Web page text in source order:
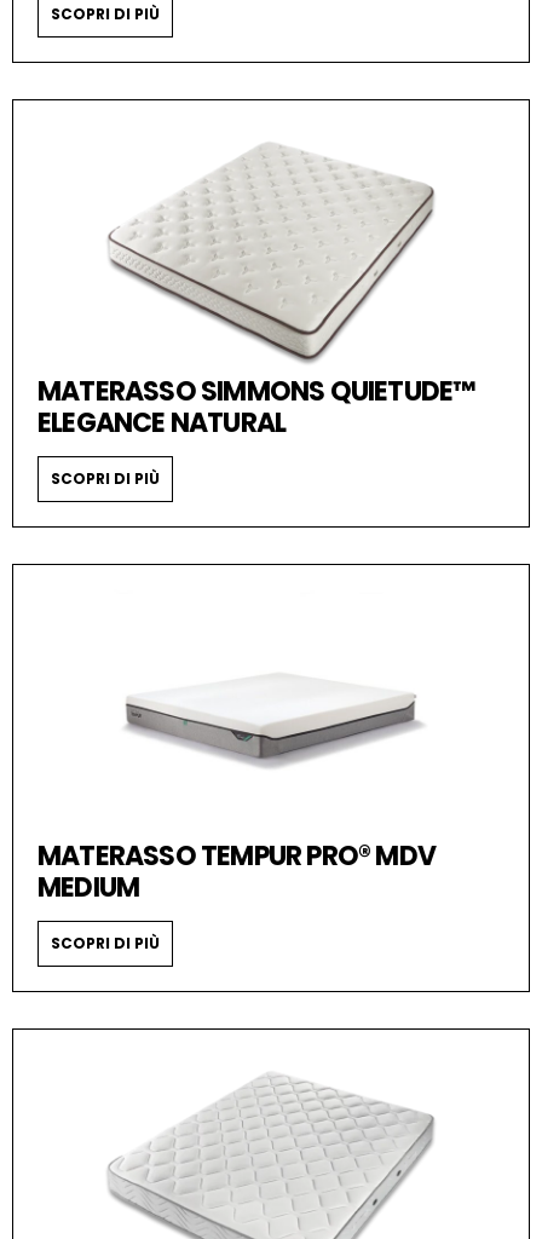
SCOPRI DI PIÙ
MATERASSO SIMMONS QUIETUDE™
ELEGANCE NATURAL
SCOPRI DI PIÙ
MATERASSO TEMPUR PRO® MDV
MEDIUM
SCOPRI DI PIÙ